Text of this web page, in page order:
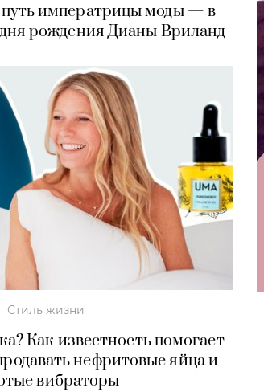
путь императрицы моды — в
дня рождения Дианы Вриланд
Стиль жизни
Как известность помогает
нефритовые яйца и
вибраторы